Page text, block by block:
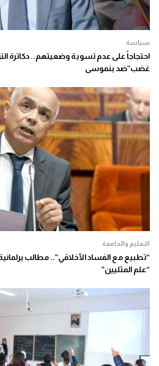
سياسة
احتجاجاً على عدم تسوية وضعيتهم.. دكاترة
غضب”ضد بنموسى
التعليم والجامعة
“تطبيع مع الفساد الأخلاقي”.. مطالب
“علم المثليين”